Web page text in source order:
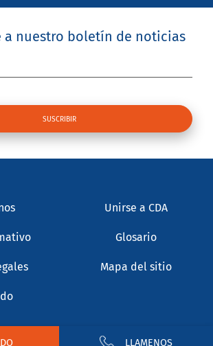
LLAMENOS
a nuestro boletín de noticias
Unirse a CDA
Glosario
Mapa del sitio